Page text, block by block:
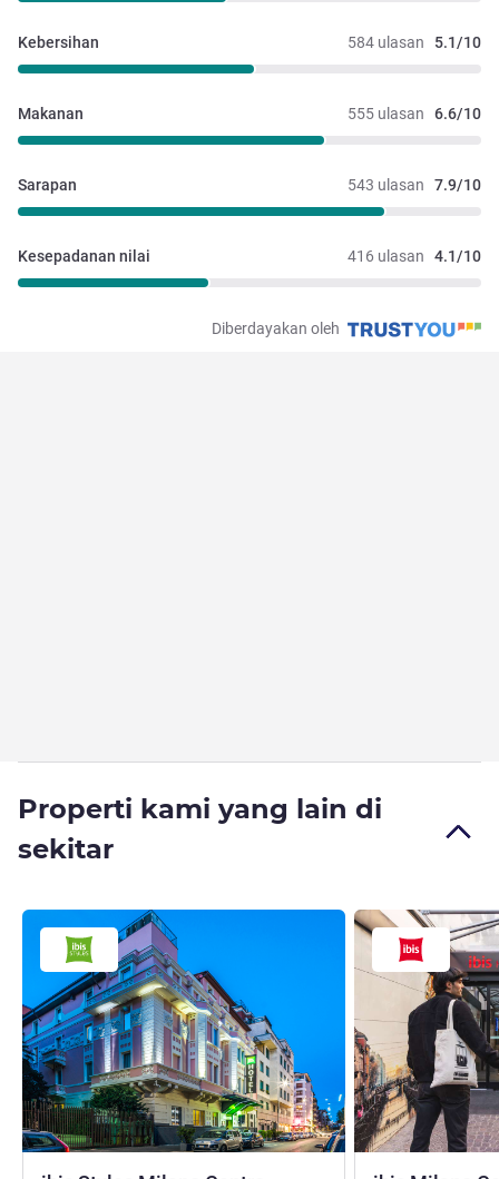
584 ulasan 5.1/10
Kebersihan
555 ulasan 6.6/10
Makanan
543 ulasan 7.9/10
Sarapan
416 ulasan 4.1/10
Kesepadanan nilai
Diberdayakan oleh
Properti kami yang lain di
sekitar